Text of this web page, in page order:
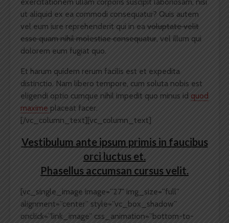
exercitationem ullam corporis suscipit laboriosam, nisi
ut aliquid ex ea commodi consequatur? Quis autem
vel eum iure reprehenderit qui in ea voluptate velit
esse quam nihil molestiae consequatur, vel illum qui
dolorem eum fugiat quo.
Et harum quidem rerum facilis est et expedita
distinctio. Nam libero tempore, cum soluta nobis est
eligendi optio cumque nihil impedit quo minus id quod
maxime placeat facer.
[/vc_column_text][vc_column_text]
Vestibulum ante ipsum primis in faucibus
orci luctus et.
Phasellus accumsan cursus velit.
[vc_single_image image=”27″ img_size=”full”
alignment=”center” style=”vc_box_shadow”
onclick=”link_image” css_animation=”bottom-to-